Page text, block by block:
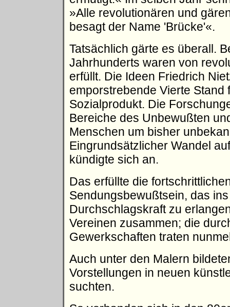
»Alle revolutionären und
besagt der Name 'Brücke'«.
Tatsächlich gärte es überall.
Jahrhunderts waren von
erfüllt. Die Ideen Friedrich
emporstrebende Vierte Stand
Sozialprodukt. Die
Bereiche des Unbewußten
Menschen um bisher
Eingrundsätzlicher Wandel
kündigte sich an.
Das erfüllte die
Sendungsbewußtsein, das
Durchschlagskraft zu
Vereinen zusammen; die
Gewerkschaften traten
Auch unter den Malern
Vorstellungen in neuen
suchten.